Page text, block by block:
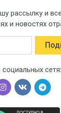
рассылку и
и новостях